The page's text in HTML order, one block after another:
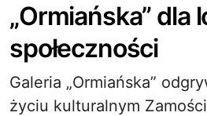
„Ormiańska” dla
społeczności
Galeria „Ormiańska”
życiu kulturalnym